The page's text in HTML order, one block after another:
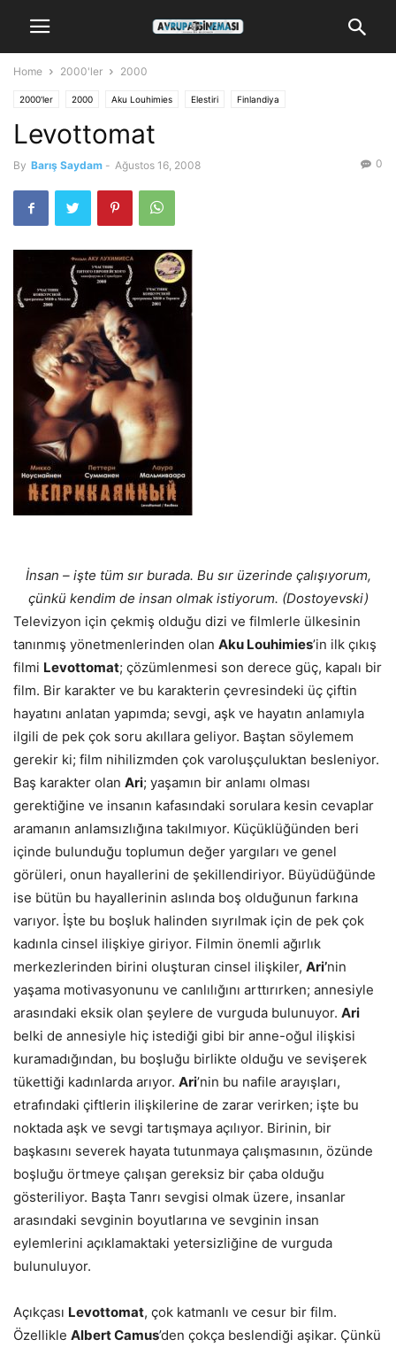
Home 2000'ler 2000
2000'ler 2000 Aku Louhimies Elestiri Finlandiya
Levottomat
By Barış Saydam - Ağustos 16, 2008 0
İnsan – işte tüm sır burada. Bu sır üzerinde çalışıyorum,
çünkü kendim de insan olmak istiyorum. (Dostoyevski)
Televizyon için çekmiş olduğu dizi ve filmlerle ülkesinin
tanınmış yönetmenlerinden olan Aku Louhimies’in ilk çıkış
filmi Levottomat; çözümlenmesi son derece güç, kapalı bir
film. Bir karakter ve bu karakterin çevresindeki üç çiftin
hayatını anlatan yapımda; sevgi, aşk ve hayatın anlamıyla
ilgili de pek çok soru akıllara geliyor. Baştan söylemem
gerekir ki; film nihilizmden çok varoluşçuluktan besleniyor.
Baş karakter olan Ari; yaşamın bir anlamı olması
gerektiğine ve insanın kafasındaki sorulara kesin cevaplar
aramanın anlamsızlığına takılmıyor. Küçüklüğünden beri
içinde bulunduğu toplumun değer yargıları ve genel
görüleri, onun hayallerini de şekillendiriyor. Büyüdüğünde
ise bütün bu hayallerinin aslında boş olduğunun farkına
varıyor. İşte bu boşluk halinden sıyrılmak için de pek çok
kadınla cinsel ilişkiye giriyor. Filmin önemli ağırlık
merkezlerinden birini oluşturan cinsel ilişkiler, Ari’nin
yaşama motivasyonunu ve canlılığını arttırırken; annesiyle
arasındaki eksik olan şeylere de vurguda bulunuyor. Ari
belki de annesiyle hiç istediği gibi bir anne-oğul ilişkisi
kuramadığından, bu boşluğu birlikte olduğu ve sevişerek
tükettiği kadınlarda arıyor. Ari’nin bu nafile arayışları,
etrafındaki çiftlerin ilişkilerine de zarar verirken; işte bu
noktada aşk ve sevgi tartışmaya açılıyor. Birinin, bir
başkasını severek hayata tutunmaya çalışmasının, özünde
boşluğu örtmeye çalışan gereksiz bir çaba olduğu
gösteriliyor. Başta Tanrı sevgisi olmak üzere, insanlar
arasındaki sevginin boyutlarına ve sevginin insan
eylemlerini açıklamaktaki yetersizliğine de vurguda
bulunuluyor.
Açıkçası Levottomat, çok katmanlı ve cesur bir film.
Özellikle Albert Camus’den çokça beslendiği aşikar. Çünkü